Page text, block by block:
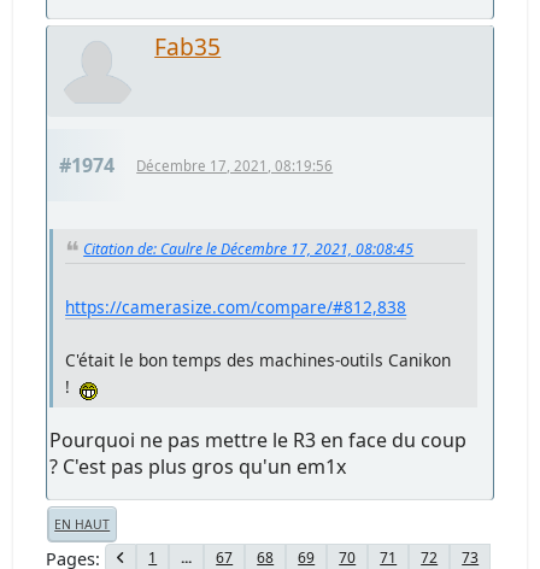
Fab35
#1974 Décembre 17, 2021, 08:19:56
Citation de: Caulre le Décembre 17, 2021, 08:08:45
https://camerasize.com/compare/#812,838
C'était le bon temps des machines-outils Canikon
!
Pourquoi ne pas mettre le R3 en face du coup
? C'est pas plus gros qu'un em1x
EN HAUT
Pages 1 ... 67 68 69 70 71 72 73